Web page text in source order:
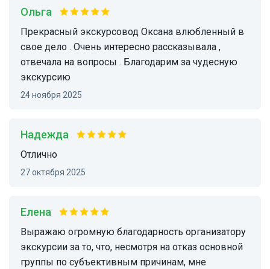
Ольга
Прекрасный экскурсовод Оксана влюбленный в
свое дело . Очень интересно рассказывала ,
отвечала на вопросы . Благодарим за чудесную
экскурсию
24 ноября 2025
Надежда
Отлично
27 октября 2025
Елена
Выражаю огромную благодарность организатору
экскурсии за то, что, несмотря на отказ основной
группы по субъективным причинам, мне